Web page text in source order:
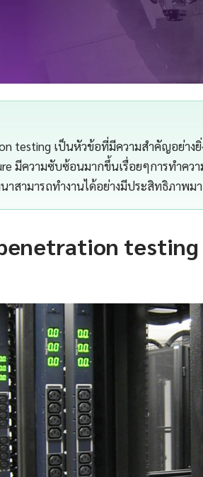
testing เป็นหัวข้อที่มีความสำคัญอย่างยิ่
มีความซับซ้อนมากขึ้นเรื่อยๆการทำควา
สามารถทำงานได้อย่างมีประสิทธิภาพม